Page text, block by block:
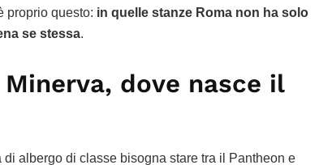
proprio questo: in quelle stanze Roma non ha solo
se stessa.
dove nasce il
di albergo di classe bisogna stare tra il Pantheon e